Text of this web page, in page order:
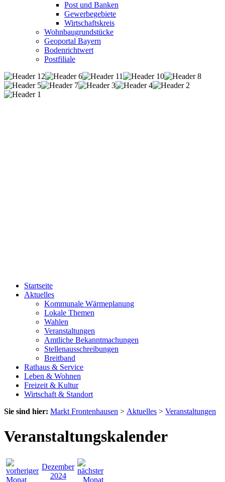
Post und Banken
Gewerbegebiete
Wirtschaftskreis
Wohnbaugrundstücke
Geoportal Bayern
Bodenrichtwert
Postfiliale
Startseite
Aktuelles
Kommunale Wärmeplanung
Lokale Themen
Wahlen
Veranstaltungen
Amtliche Bekanntmachungen
Stellenausschreibungen
Breitband
Rathaus & Service
Leben & Wohnen
Freizeit & Kultur
Wirtschaft & Standort
Sie sind hier: Markt Frontenhausen > Aktuelles > Veranstaltungen
Veranstaltungskalender
Dezember
2024